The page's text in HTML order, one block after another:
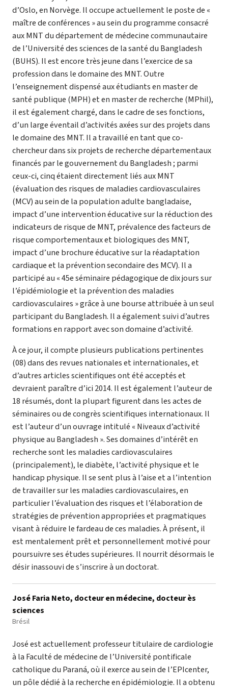
d’Oslo, en Norvège. Il occupe actuellement le poste de «
maître de conférences » au sein du programme consacré
aux MNT du département de médecine communautaire
de l’Université des sciences de la santé du Bangladesh
(BUHS). Il est encore très jeune dans l’exercice de sa
profession dans le domaine des MNT. Outre
l’enseignement dispensé aux étudiants en master de
santé publique (MPH) et en master de recherche (MPhil),
il est également chargé, dans le cadre de ses fonctions,
d’un large éventail d’activités axées sur des projets dans
le domaine des MNT. Il a travaillé en tant que co-
chercheur dans six projets de recherche départementaux
financés par le gouvernement du Bangladesh ; parmi
ceux-ci, cinq étaient directement liés aux MNT
(évaluation des risques de maladies cardiovasculaires
(MCV) au sein de la population adulte bangladaise,
impact d’une intervention éducative sur la réduction des
indicateurs de risque de MNT, prévalence des facteurs de
risque comportementaux et biologiques des MNT,
impact d’une brochure éducative sur la réadaptation
cardiaque et la prévention secondaire des MCV). Il a
participé au « 45e séminaire pédagogique de dix jours sur
l’épidémiologie et la prévention des maladies
cardiovasculaires » grâce à une bourse attribuée à un seul
participant du Bangladesh. Il a également suivi d’autres
formations en rapport avec son domaine d’activité.
À ce jour, il compte plusieurs publications pertinentes
(08) dans des revues nationales et internationales, et
d’autres articles scientifiques ont été acceptés et
devraient paraître d’ici 2014. Il est également l’auteur de
18 résumés, dont la plupart figurent dans les actes de
séminaires ou de congrès scientifiques internationaux. Il
est l’auteur d’un ouvrage intitulé « Niveaux d’activité
physique au Bangladesh ». Ses domaines d’intérêt en
recherche sont les maladies cardiovasculaires
(principalement), le diabète, l’activité physique et le
handicap physique. Il se sent plus à l’aise et a l’intention
de travailler sur les maladies cardiovasculaires, en
particulier l’évaluation des risques et l’élaboration de
stratégies de prévention appropriées et pragmatiques
visant à réduire le fardeau de ces maladies. À présent, il
est mentalement prêt et personnellement motivé pour
poursuivre ses études supérieures. Il nourrit désormais le
désir inassouvi de s’inscrire à un doctorat.
José Faria Neto, docteur en médecine, docteur ès
sciences
Brésil
José est actuellement professeur titulaire de cardiologie
à la Faculté de médecine de l’Université pontificale
catholique du Paraná, où il exerce au sein de l’EPIcenter,
un pôle dédié à la recherche en épidémiologie. Il a obtenu